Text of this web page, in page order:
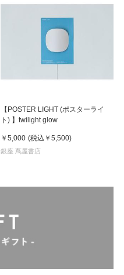
【POSTER LIGHT (ポスターライ
ト) 】twilight glow
￥5,000 (税込 ￥5,500)
銀座 蔦屋書店